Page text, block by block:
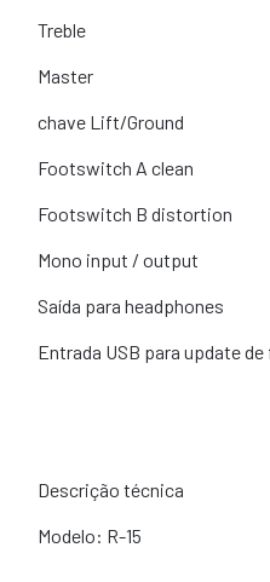
Treble
Master
chave Lift/Ground
Footswitch A clean
Footswitch B distortion
Mono input / output
Saída para headphones
Entrada USB para update
Descrição técnica
Modelo: R-15